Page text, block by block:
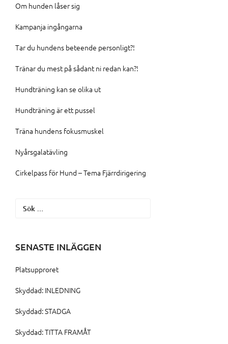
Om hunden låser sig
Kampanja ingångarna
Tar du hundens beteende personligt?!
Tränar du mest på sådant ni redan kan?!
Hundträning kan se olika ut
Hundträning är ett pussel
Träna hundens fokusmuskel
Nyårsgalatävling
Cirkelpass för Hund – Tema Fjärrdirigering
Sök
SENASTE INLÄGGEN
Platsupproret
Skyddad: INLEDNING
Skyddad: STADGA
Skyddad: TITTA FRAMÅT